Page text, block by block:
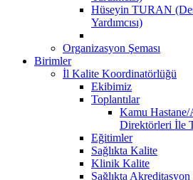
Hüseyin TURAN
Yardımcısı)
Organizasyon Şeması
Birimler
İl Kalite Koordinatörlüğü
Ekibimiz
Toplantılar
Kamu
Direktörleri İle
Eğitimler
Sağlıkta Kalite
Klinik Kalite
Sağlıkta Akreditasyon